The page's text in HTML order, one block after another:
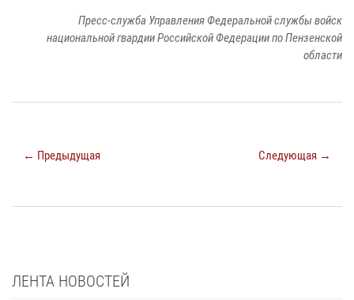
Пресс-служба Управления Федеральной службы войск
национальной гвардии Российской Федерации по Пензенской
области
← Предыдущая Следующая →
ЛЕНТА НОВОСТЕЙ